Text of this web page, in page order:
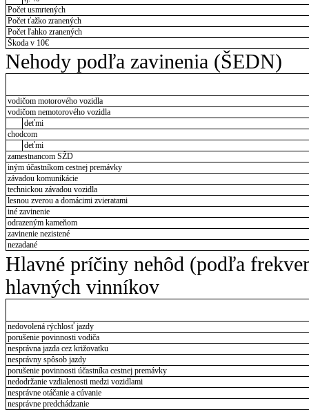
Počet usmrtených
Počet ťažko zranených
Počet ľahko zranených
Škoda v 10€
Nehody podľa zavinenia (ŠEDN)
vodičom motorového vozidla
vodičom nemotorového vozidla
deťmi
chodcom
deťmi
zamestnancom SŽD
iným účastníkom cestnej premávky
závadou komunikácie
technickou závadou vozidla
lesnou zverou a domácimi zvieratami
iné zavinenie
odrazeným kameňom
zavinenie nezistené
nezadané
Hlavné príčiny nehôd (podľa
hlavných vinníkov
nedovolená rýchlosť jazdy
porušenie povinnosti vodiča
nesprávna jazda cez križovatku
nesprávny spôsob jazdy
porušenie povinnosti účastníka cestnej premávky
nedodržanie vzdialenosti medzi vozidlami
nesprávne otáčanie a cúvanie
nesprávne predchádzanie